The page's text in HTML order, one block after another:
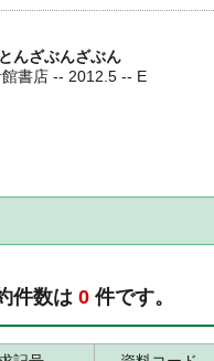
んざぶんざぶん
書店 -- 2012.5 -- E
件数は 0 件です。